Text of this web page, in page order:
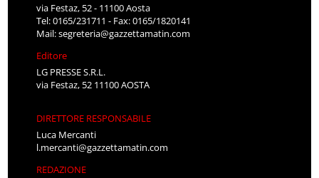
via Festaz, 52 - 11100 Aosta
Tel: 0165/231711 - Fax: 0165/1820141
Mail:segreteria@gazzettamatin.com
Editore
LG PRESSE S.R.L.
via Festaz, 52 11100 AOSTA
DIRETTORE RESPONSABILE
Luca Mercanti
l.mercanti@gazzettamatin.com
REDAZIONE